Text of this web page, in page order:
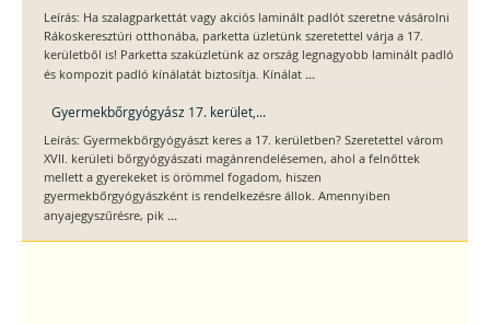
Leírás: Ha szalagparkettát vagy akciós laminált padlót szeretne vásárolni
Rákoskeresztúri otthonába, parketta üzletünk szeretettel várja a 17.
kerületből is! Parketta szaküzletünk az ország legnagyobb laminált padló
és kompozit padló kínálatát biztosítja. Kínálat ...
Gyermekbőrgyógyász 17. kerület,...
Leírás: Gyermekbőrgyógyászt keres a 17. kerületben? Szeretettel várom
XVII. kerületi bőrgyógyászati magánrendelésemen, ahol a felnőttek
mellett a gyerekeket is örömmel fogadom, hiszen
gyermekbőrgyógyászként is rendelkezésre állok. Amennyiben
anyajegyszűrésre, pik ...